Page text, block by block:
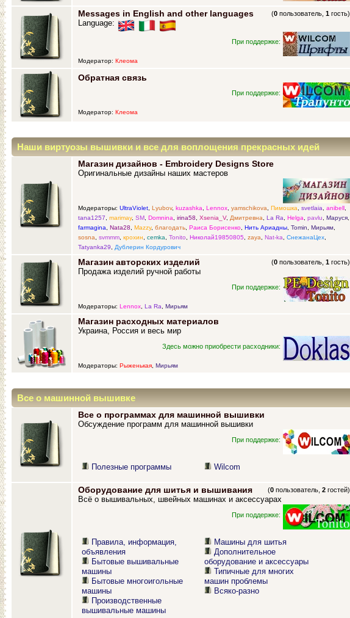
Messages in English and other languages (0 пользователь,1 гость)
Language:
При поддержке:
Модератор: Клеома
Обратная связь
При поддержке:
Модератор: Клеома
Наши виртуозы вышивки и все для воплощения прекрасных идей
Магазин дизайнов - Embroidery Designs Store
Оригинальные дизайны наших мастеров
Модераторы: UltraViolet, Lyubov, kuzashka, Lennox, yamschikova, Пимошка, svetlaia, anibell,
tana1257, marimay, SM, Domnina, irina58, Xsenia_V, Дмитревна, La Ra, Helga, pavlu, Маруся,
farmagina, Nata28, Mazzy, благодать, Раиса Борисенко, Нить Ариадны, Tomin, Мирьям,
sosna, svmmm, крохин, cemka, Tonito, Николай19850805, zaya, Nat-ka, СнежанаЦех,
Tatyanka29, Дублерин Кордурович
Магазин авторских изделий (0 пользователь,1 гость)
Продажа изделий ручной работы
При поддержке:
Модераторы: Lennox, La Ra, Мирьям
Магазин расходных материалов
Украина, Россия и весь мир
Здесь можно приобрести расходники:
Модераторы: Рыженькая, Мирьям
Все о машинной вышивке
Все о программах для машинной вышивки
Обсуждение программ для машинной вышивки
При поддержке:
Полезные программы Wilcom
Оборудование для шитья и вышивания (0 пользователь,2 гостей)
Всё о вышивальных, швейных машинах и аксессуарах
При поддержке:
Правила, информация,
объявления
Бытовые вышивальные
машины
Бытовые многоигольные
машины
Производственные
вышивальные машины
Машины для шитья
Дополнительное
оборудование и аксессуары
Типичные для многих
машин проблемы
Всяко-разно